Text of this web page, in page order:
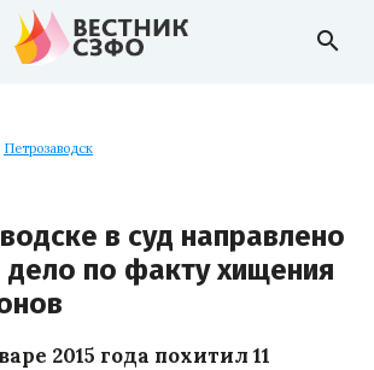
search
Петрозаводск
в суд направлено
дело по факту хищения
2015 года похитил 11